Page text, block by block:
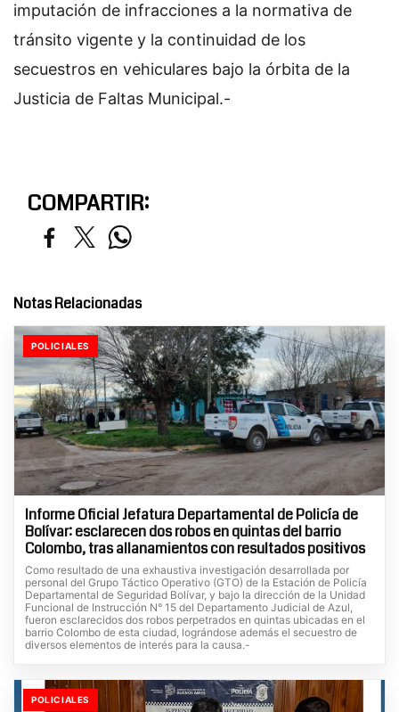
imputación de infracciones a la normativa de
tránsito vigente y la continuidad de los
secuestros en vehiculares bajo la órbita de la
Justicia de Faltas Municipal.-
COMPARTIR:
Notas Relacionadas
POLICIALES
Informe Oficial Jefatura Departamental de Policía de
Bolívar: esclarecen dos robos en quintas del barrio
Colombo, tras allanamientos con resultados positivos
Como resultado de una exhaustiva investigación desarrollada por
personal del Grupo Táctico Operativo (GTO) de la Estación de Policía
Departamental de Seguridad Bolívar, y bajo la dirección de la Unidad
Funcional de Instrucción N° 15 del Departamento Judicial de Azul,
fueron esclarecidos dos robos perpetrados en quintas ubicadas en el
barrio Colombo de esta ciudad, lográndose además el secuestro de
diversos elementos de interés para la causa.-
POLICIALES